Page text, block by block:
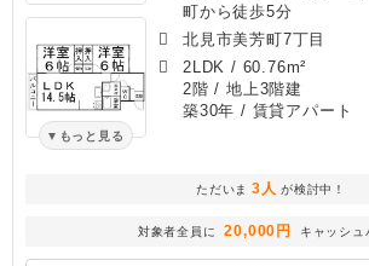
もっと見る
町から徒歩5分
北見市美芳町7丁目
2LDK / 60.76m²
2階 / 地上3階建
築30年 / 賃貸アパート
ただいま 3人 が検討中！
対象者全員に 20,000円 キャッシュ